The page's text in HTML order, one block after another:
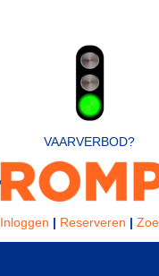
VAARVERBOD?
Inloggen | Reserveren |